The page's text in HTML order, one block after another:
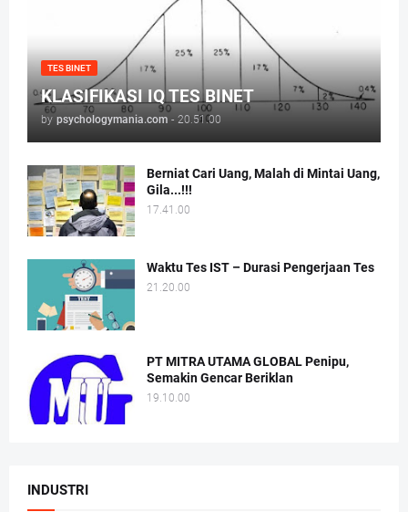
TES BINET
KLASIFIKASI IQ TES BINET
by psychologymania.com - 20.51.00
Berniat Cari Uang, Malah di Mintai Uang,
Gila...!!!
17.41.00
Waktu Tes IST – Durasi Pengerjaan Tes
21.20.00
PT MITRA UTAMA GLOBAL Penipu,
Semakin Gencar Beriklan
19.10.00
INDUSTRI